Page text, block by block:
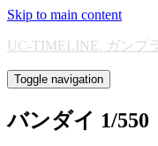
Skip to main content
UC-TIMELINE. ガンプ
Toggle navigation
バンダイ 1/550